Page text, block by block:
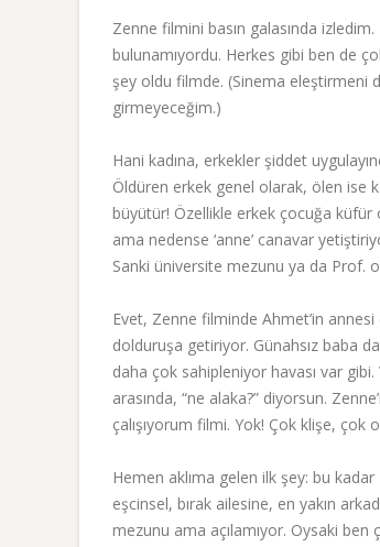
Zenne filmini basın galasında
bulunamıyordu. Herkes gibi ben de
şey oldu filmde. (Sinema eleştirmeni
girmeyeceğim.)
Hani kadına, erkekler şiddet
Öldüren erkek genel olarak, ölen ise
büyütür! Özellikle erkek çocuğa küfür
ama nedense ‘anne’ canavar
Sanki üniversite mezunu ya da Prof.
Evet, Zenne filminde Ahmet’in
dolduruşa getiriyor. Günahsız baba
daha çok sahipleniyor havası var
arasında, “ne alaka?” diyorsun.
çalışıyorum filmi. Yok! Çok klişe, çok
Hemen aklıma gelen ilk şey: bu
eşcinsel, bırak ailesine, en yakın
mezunu ama açılamıyor. Oysaki